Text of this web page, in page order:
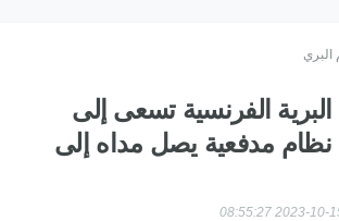
البري
البرية الفرنسية تسعى إلى
مدفعية يصل مداه إلى